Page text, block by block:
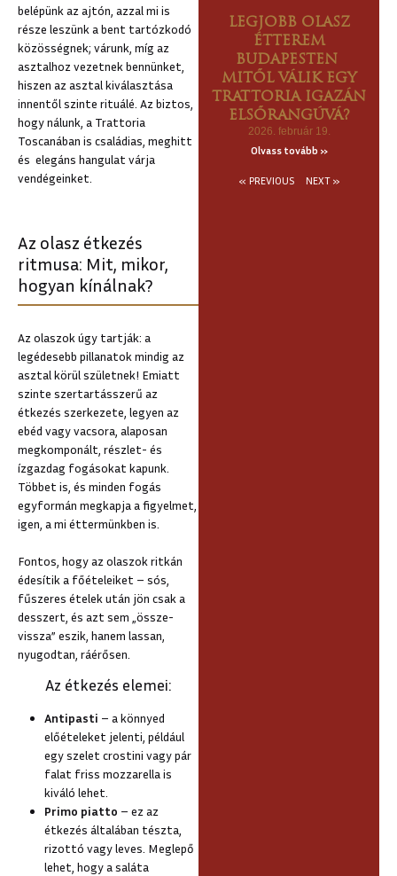
belépünk az ajtón, azzal mi is
része leszünk a bent tartózkodó
közösségnek; várunk, míg az
asztalhoz vezetnek bennünket,
hiszen az asztal kiválasztása
innentől szinte rituálé. Az biztos,
hogy nálunk, a Trattoria
Toscanában is családias, meghitt
és elegáns hangulat várja
vendégeinket.
Az olasz étkezés
ritmusa: Mit, mikor,
hogyan kínálnak?
Az olaszok úgy tartják: a
legédesebb pillanatok mindig az
asztal körül születnek! Emiatt
szinte szertartásszerű az
étkezés szerkezete, legyen az
ebéd vagy vacsora, alaposan
megkomponált, részlet- és
ízgazdag fogásokat kapunk.
Többet is, és minden fogás
egyformán megkapja a figyelmet,
igen, a mi éttermünkben is.
Fontos, hogy az olaszok ritkán
édesítik a főételeiket – sós,
fűszeres ételek után jön csak a
desszert, és azt sem „össze-
vissza” eszik, hanem lassan,
nyugodtan, ráérősen.
Az étkezés elemei:
Antipasti – a könnyed
előételeket jelenti, például
egy szelet crostini vagy pár
falat friss mozzarella is
kiváló lehet.
Primo piatto – ez az
étkezés általában tészta,
rizottó vagy leves. Meglepő
lehet, hogy a saláta
LEGJOBB OLASZ
ÉTTEREM
BUDAPESTEN
MITŐL VÁLIK EGY
TRATTORIA IGAZÁN
ELSŐRANGÚVÁ?
2026. február 19.
Olvass tovább »
« PREVIOUS NEXT »